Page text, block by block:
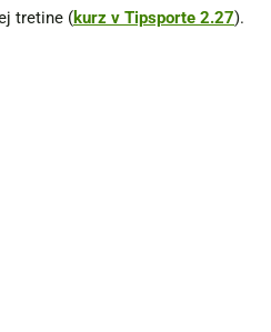
tretine (kurz v Tipsporte 2.27).